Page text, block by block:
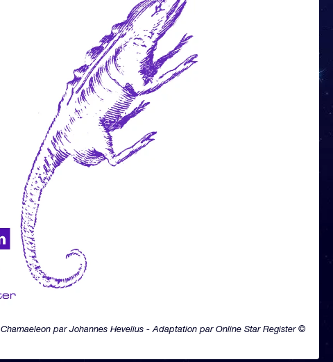
Chamaeleon par Johannes Hevelius - Adaptation par Online Star Register ©